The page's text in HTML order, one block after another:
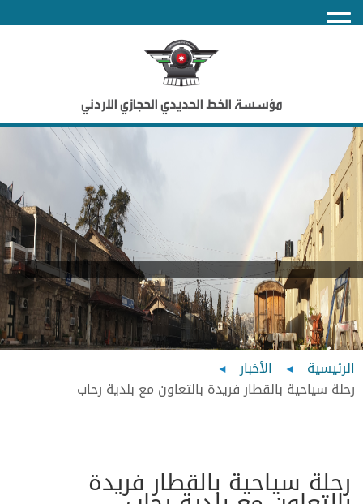
مؤسسة الخط الحديدي الحجازي الاردني
Breadcrumb
الرئيسية
الأخبار
رحلة سياحية بالقطار فريدة بالتعاون مع بلدية رحاب
رحلة سياحية بالقطار فريدة